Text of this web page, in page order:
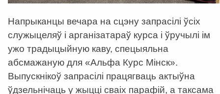
Напрыканцы вечара на сцэну запрасілі ўсіх
служыцеляў і арганізатараў курса і ўручылі ім
ужо традыцыйную каву, спецыяльна
абсмажаную для «Альфа Курс Мінск».
Выпускнікоў запрасілі працягваць актыўна
ўдзельнічаць у жыцці сваіх парафій, а таксама